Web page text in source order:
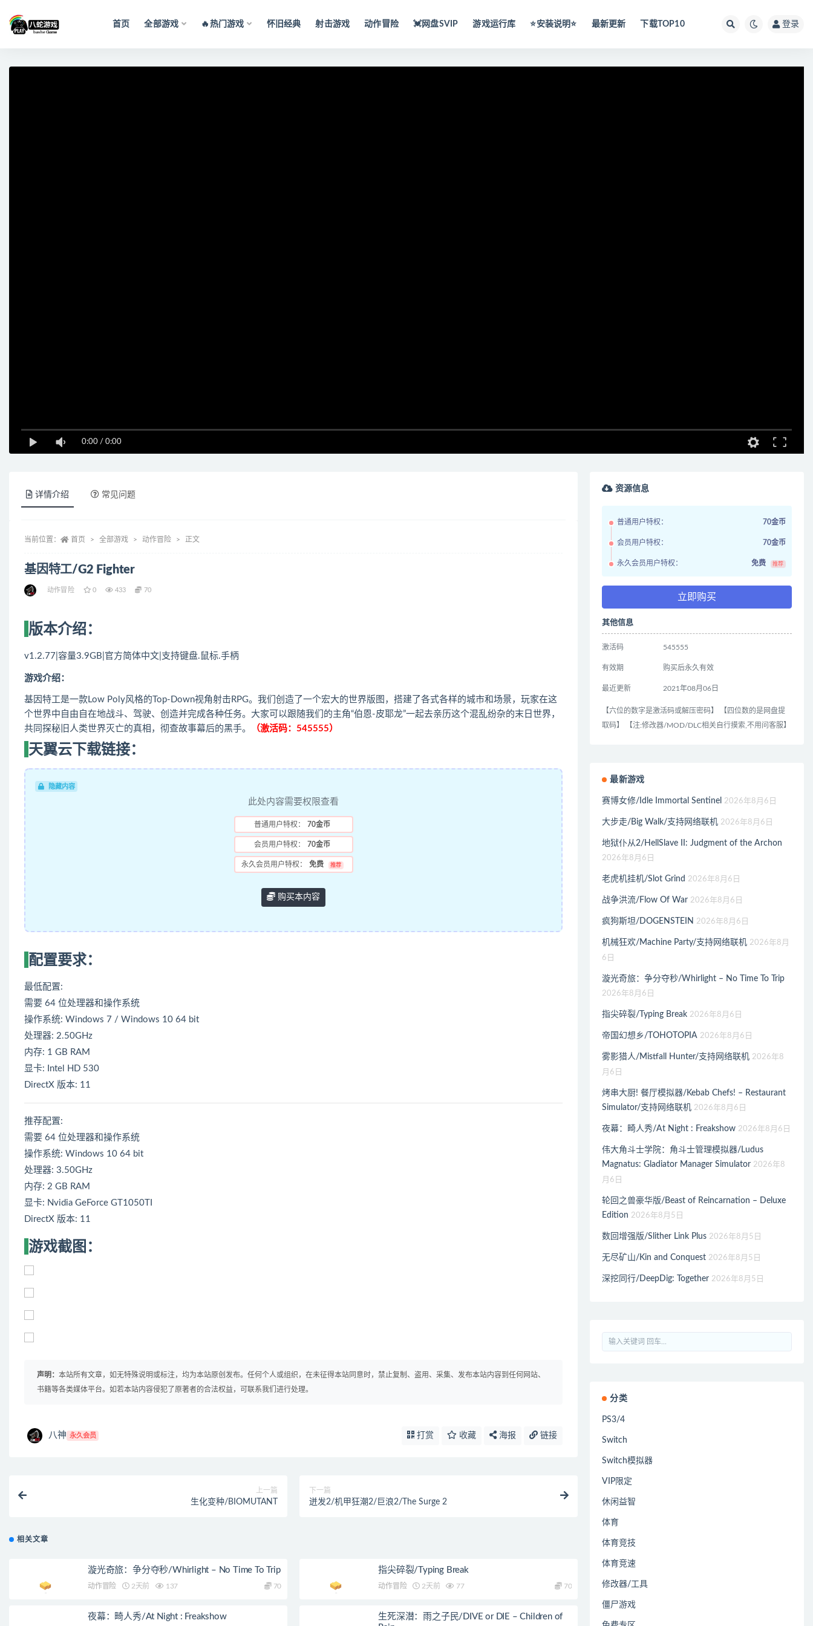
首页 全部游戏 🔥热门游戏 怀旧经典 射击游戏 动作冒险 💓网盘SVIP 游戏运行库 ⭐️安装说明⭐️ 最新更新 下载TOP10 登录
0:00 / 0:00
详情介绍 常见问题
当前位置： 首页 全部游戏 动作冒险 正文
基因特工/G2 Fighter
动作冒险 0 433 70
版本介绍：
v1.2.77|容量3.9GB|官方简体中文|支持键盘.鼠标.手柄
游戏介绍：
基因特工是一款Low Poly风格的Top-Down视角射击RPG。我们创造了一个宏大的世界版图，搭建了各式各样的城市和场景，玩家在这
个世界中自由自在地战斗、驾驶、创造并完成各种任务。大家可以跟随我们的主角“伯恩-皮耶龙”一起去亲历这个混乱纷杂的末日世界，
共同探秘旧人类世界灭亡的真相，彻查故事幕后的黑手。
（激活码：545555）
天翼云下载链接：
隐藏内容
此处内容需要权限查看
普通用户特权： 70金币
会员用户特权： 70金币
永久会员用户特权： 免费 推荐
购买本内容
配置要求：
最低配置:
需要 64 位处理器和操作系统
操作系统: Windows 7 / Windows 10 64 bit
处理器: 2.50GHz
内存: 1 GB RAM
显卡: Intel HD 530
DirectX 版本: 11
推荐配置:
需要 64 位处理器和操作系统
操作系统: Windows 10 64 bit
处理器: 3.50GHz
内存: 2 GB RAM
显卡: Nvidia GeForce GT1050TI
DirectX 版本: 11
游戏截图：
声明： 本站所有文章，如无特殊说明或标注，均为本站原创发布。任何个人或组织，在未征得本站同意时，禁止复制、盗用、采集、发布本站内容到任何网站、
书籍等各类媒体平台。如若本站内容侵犯了原著者的合法权益，可联系我们进行处理。
八神 永久会员 打赏 收藏 海报 链接
上一篇
生化变种/BIOMUTANT
下一篇
迸发2/机甲狂潮2/巨浪2/The Surge 2
相关文章
漩光奇旅：争分夺秒/Whirlight – No Time To Trip
动作冒险 2天前 137 70
指尖碎裂/Typing Break
动作冒险 2天前 77 70
夜幕：畸人秀/At Night : Freakshow
生死深潜：雨之子民/DIVE or DIE – Children of
资源信息
普通用户特权： 70金币
会员用户特权： 70金币
永久会员用户特权： 免费 推荐
立即购买
其他信息
激活码 545555
有效期 购买后永久有效
最近更新 2021年08月06日
【六位的数字是激活码或解压密码】 【四位数的是网盘提
取码】 【注:修改器/MOD/DLC相关自行摸索,不用问客服】
最新游戏
赛博女修/Idle Immortal Sentinel 2026年8月6日
大步走/Big Walk/支持网络联机 2026年8月6日
地狱仆从2/HellSlave II: Judgment of the Archon
2026年8月6日
老虎机挂机/Slot Grind 2026年8月6日
战争洪流/Flow Of War 2026年8月6日
疯狗斯坦/DOGENSTEIN 2026年8月6日
机械狂欢/Machine Party/支持网络联机 2026年8月
6日
漩光奇旅：争分夺秒/Whirlight – No Time To Trip
2026年8月6日
指尖碎裂/Typing Break 2026年8月6日
帝国幻想乡/TOHOTOPIA 2026年8月6日
雾影猎人/Mistfall Hunter/支持网络联机 2026年8
月6日
烤串大厨! 餐厅模拟器/Kebab Chefs! – Restaurant
Simulator/支持网络联机 2026年8月6日
夜幕：畸人秀/At Night : Freakshow 2026年8月6日
伟大角斗士学院：角斗士管理模拟器/Ludus
Magnatus: Gladiator Manager Simulator 2026年8
月6日
轮回之兽豪华版/Beast of Reincarnation – Deluxe
Edition 2026年8月5日
数回增强版/Slither Link Plus 2026年8月5日
无尽矿山/Kin and Conquest 2026年8月5日
深挖同行/DeepDig: Together 2026年8月5日
分类
PS3/4
Switch
Switch模拟器
VIP限定
休闲益智
体育
体育竞技
体育竞速
修改器/工具
僵尸游戏